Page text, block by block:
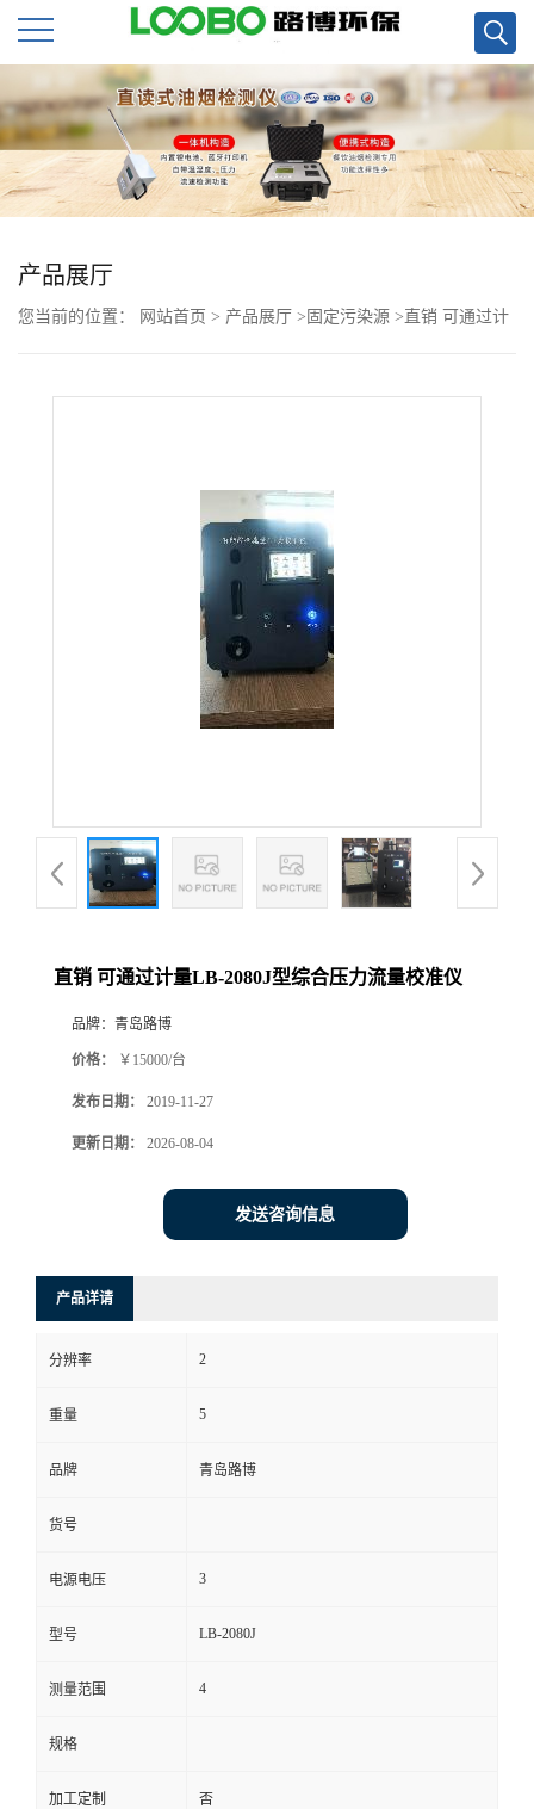
公
司
首
页
公
品
厅
系
方
式
在
线
产品展厅
您当前的位置： 网站首页 > 产品展厅 > 固定污染源 > 直销 可通过计
直销 可通过计量LB-2080J型综合压力流量校准仪
品牌： 青岛路博
价格： ￥15000/台
发布日期： 2019-11-27
更新日期： 2026-08-04
发送咨询信息
产品详请
分辨率 2
重量 5
品牌 青岛路博
货号
电源电压 3
型号 LB-2080J
测量范围 4
规格
加工定制 否